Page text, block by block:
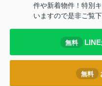
件や新着物件！特別
いますので是非ご覧
無料
無料